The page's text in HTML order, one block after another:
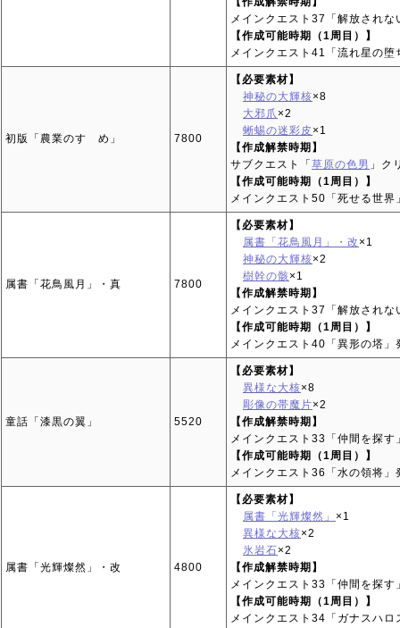
メインクエスト37「解放されな
【作成可能時期（1周目）】
メインクエスト41「流れ星の
初版「農業のすゝめ」 7800
【必要素材】
神秘の大輝核×8
大邪爪 ×2
蜥蜴の迷彩皮 ×1
【作成解禁時期】
サブクエスト「 草原の色男 」ク
【作成可能時期（1周目）】
メインクエスト50「死せる世界
属書「花鳥風月」・真 7800
【必要素材】
属書「花鳥風月」・改 ×1
神秘の大輝核×2
樹幹の骸×1
【作成解禁時期】
メインクエスト37「解放されな
【作成可能時期（1周目）】
メインクエスト40「異形の塔」
童話「漆黒の翼」 5520
【必要素材】
異様な大核×8
彫像の帯魔片×2
【作成解禁時期】
メインクエスト33「仲間を探す
【作成可能時期（1周目）】
メインクエスト36「水の領将」
属書「光輝燦然」・改 4800
【必要素材】
属書「光輝燦然」 ×1
異様な大核×2
氷岩石×2
【作成解禁時期】
メインクエスト33「仲間を探す
【作成可能時期（1周目）】
メインクエスト34「ガナスハ